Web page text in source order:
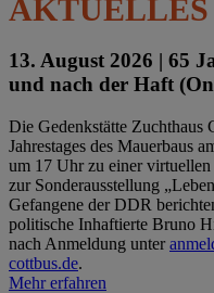
AKTUELLES
13. August 2026 | 65
und nach der Haft
Die Gedenkstätte Zuchthaus
Jahrestages des Mauerbaus
um 17 Uhr zu einer
zur Sonderausstellung
Gefangene der DDR
politische Inhaftierte Bruno
nach Anmeldung unter
cottbus.de.
Mehr erfahren